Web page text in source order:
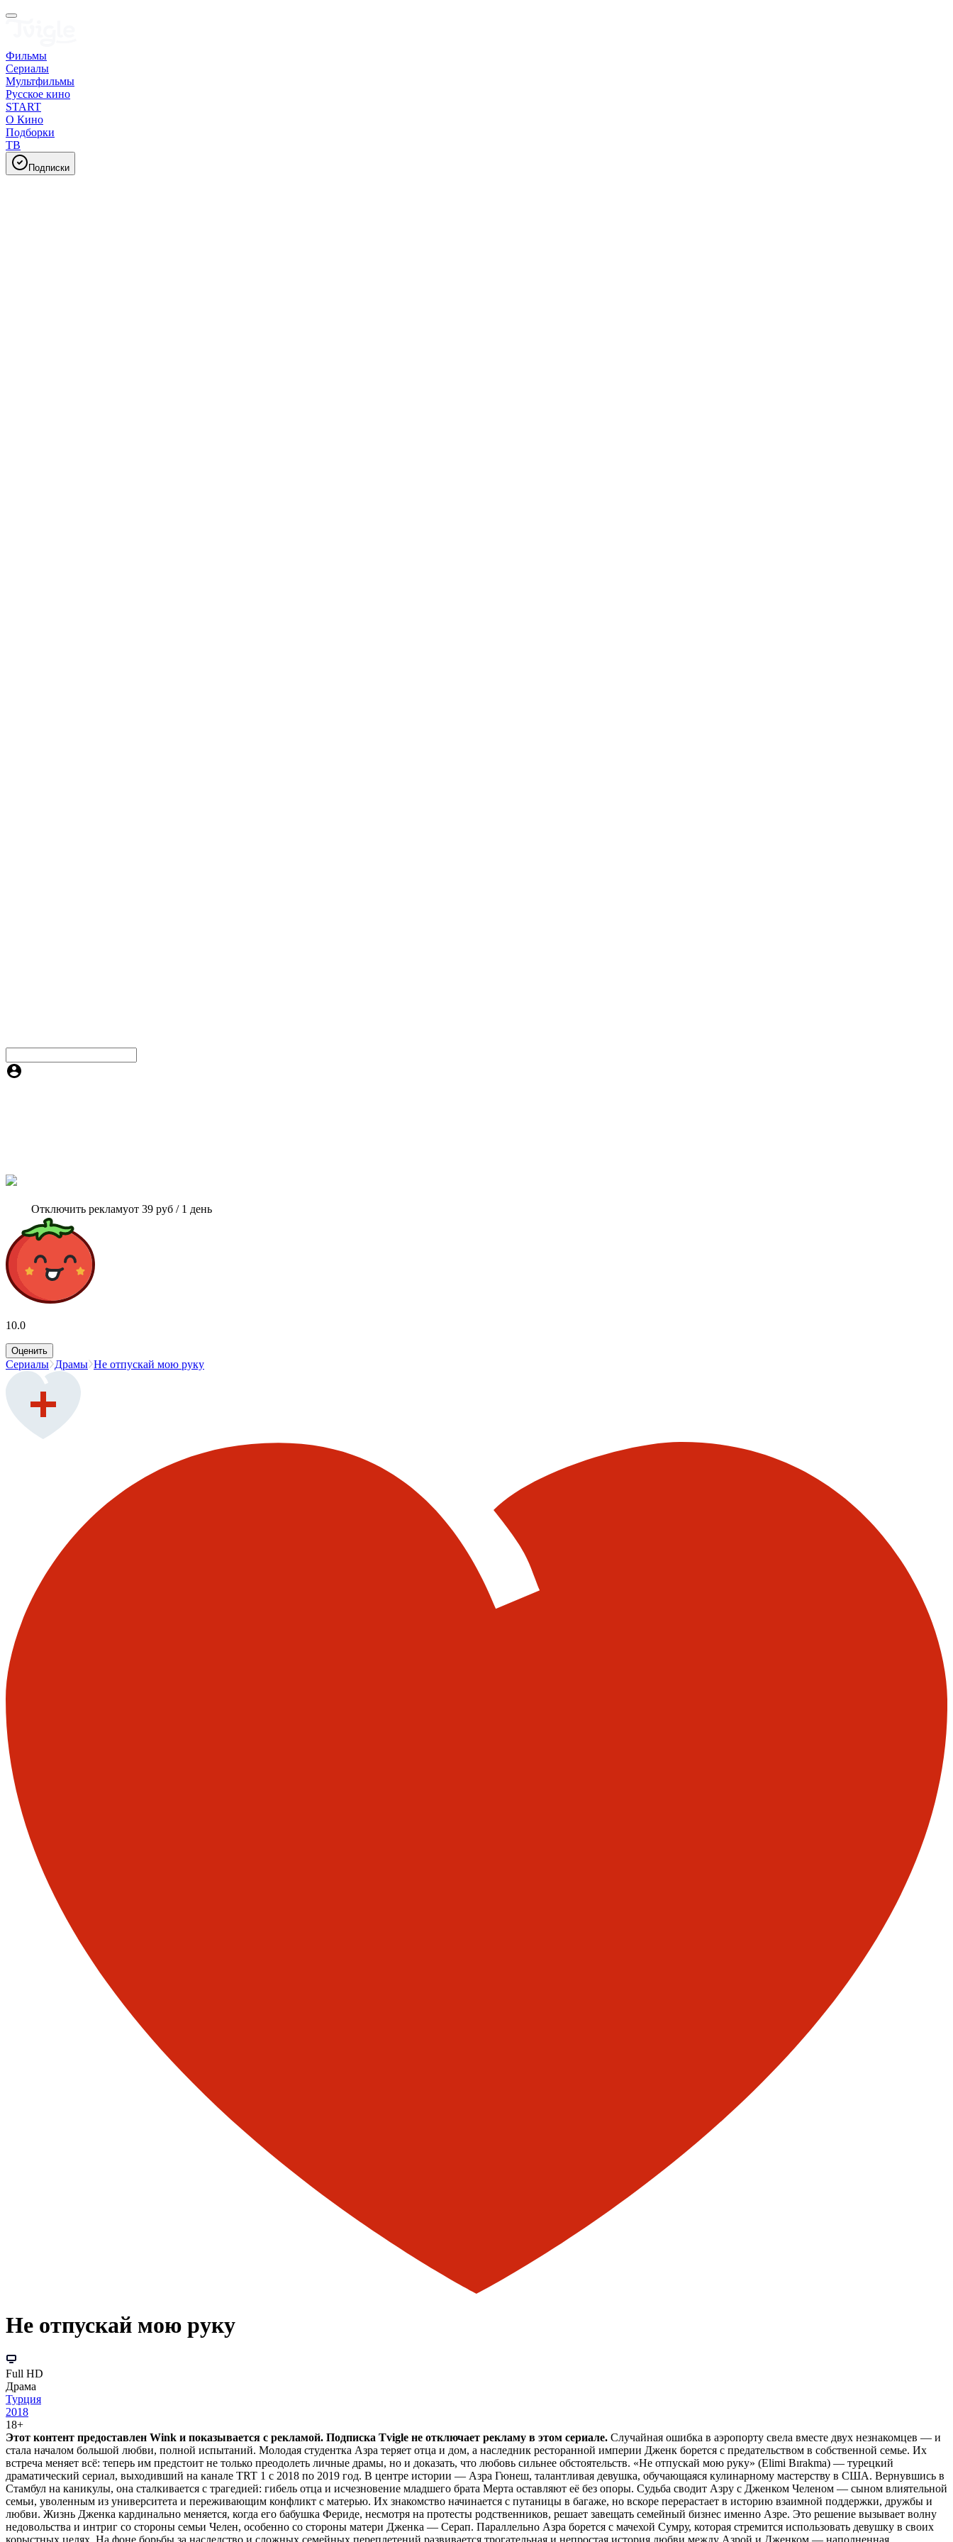
Фильмы
Сериалы
Мультфильмы
Русское кино
START
О Кино
Подборки
ТВ
Подписки
Отключить рекламуот 39 руб / 1 день
10.0
Оценить
Сериалы Драмы Не отпускай мою руку
Не отпускай мою руку
Full HD
Драма
Турция
2018
18+
Этот контент предоставлен Wink и показывается с рекламой. Подписка Tvigle не отключает рекламу в этом сериале. Случайная ошибка в аэропорту свела вместе двух незнакомцев — и
стала началом большой любви, полной испытаний. Молодая студентка Азра теряет отца и дом, а наследник ресторанной империи Дженк борется с предательством в собственной семье. Их
встреча меняет всё: теперь им предстоит не только преодолеть личные драмы, но и доказать, что любовь сильнее обстоятельств. «Не отпускай мою руку» (Elimi Bırakma) — турецкий
драматический сериал, выходивший на канале TRT 1 с 2018 по 2019 год. В центре истории — Азра Гюнеш, талантливая девушка, обучающаяся кулинарному мастерству в США. Вернувшись в
Стамбул на каникулы, она сталкивается с трагедией: гибель отца и исчезновение младшего брата Мерта оставляют её без опоры. Судьба сводит Азру с Дженком Челеном — сыном влиятельной
семьи, уволенным из университета и переживающим конфликт с матерью. Их знакомство начинается с путаницы в багаже, но вскоре перерастает в историю взаимной поддержки, дружбы и
любви. Жизнь Дженка кардинально меняется, когда его бабушка Фериде, несмотря на протесты родственников, решает завещать семейный бизнес именно Азре. Это решение вызывает волну
недовольства и интриг со стороны семьи Челен, особенно со стороны матери Дженка — Серап. Параллельно Азра борется с мачехой Сумру, которая стремится использовать девушку в своих